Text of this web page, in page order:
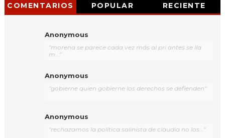
COMENTARIOS POPULAR RECIENTE
Anonymous
"morena se parece cada vez más al pri antes se lla
m..."
Anonymous
"gobierne quien gobierne los derechos se defienden"
Anonymous
"rechazamos la política salinista de claudia no los..."